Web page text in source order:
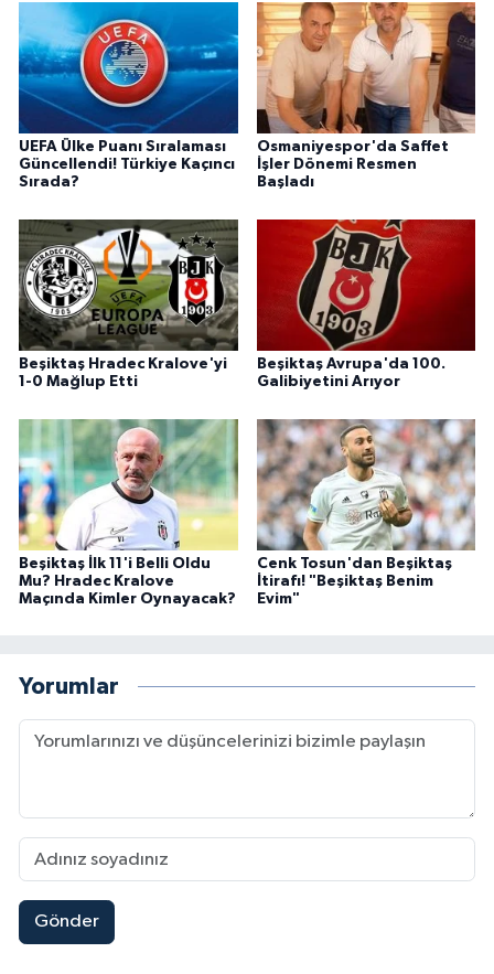
UEFA Ülke Puanı Sıralaması
Güncellendi! Türkiye Kaçıncı
Sırada?
Osmaniyespor'da Saffet
İşler Dönemi Resmen
Başladı
Beşiktaş Hradec Kralove'yi
1-0 Mağlup Etti
Beşiktaş Avrupa'da 100.
Galibiyetini Arıyor
Beşiktaş İlk 11'i Belli Oldu
Mu? Hradec Kralove
Maçında Kimler Oynayacak?
Cenk Tosun'dan Beşiktaş
İtirafı! "Beşiktaş Benim
Evim"
Yorumlar
Gönder